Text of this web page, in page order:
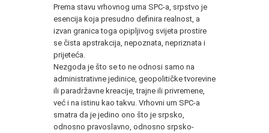
Prema stavu vrhovnog uma SPC-a, srpstvo je
esencija koja presudno definira realnost, a
izvan granica toga opipljivog svijeta prostire
se čista apstrakcija, nepoznata, nepriznata i
prijeteća.
Nezgoda je što se to ne odnosi samo na
administrativne jedinice, geopolitičke tvorevine
ili paradržavne kreacije, trajne ili privremene,
već i na istinu kao takvu. Vrhovni um SPC-a
smatra da je jedino ono što je srpsko,
odnosno pravoslavno, odnosno srpsko-